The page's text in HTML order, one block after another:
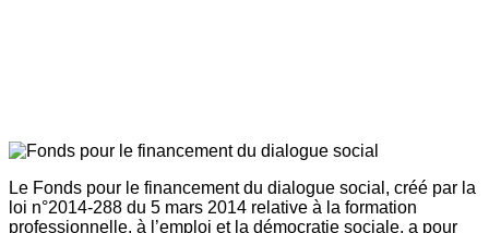
Le Fonds pour le financement du dialogue social, créé par la
loi n°2014-288 du 5 mars 2014 relative à la formation
professionnelle, à l’emploi et la démocratie sociale, a pour